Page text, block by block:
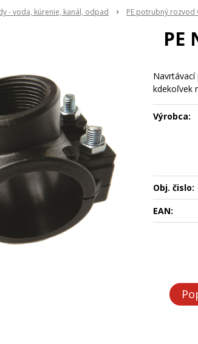
- voda, kúrenie, kanál, odpad PE potrubný rozvod
PE
kdekoľvek
Výrobca:
Obj. čislo:
EAN: